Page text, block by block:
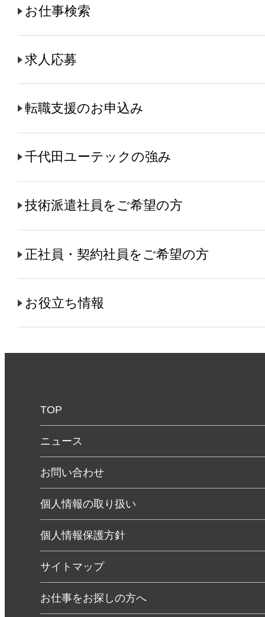
お仕事検索
求人応募
転職支援のお申込み
千代田ユーテックの強み
技術派遣社員をご希望の方
正社員・契約社員をご希望の方
お役立ち情報
TOP
ニュース
お問い合わせ
個人情報の取り扱い
個人情報保護方針
サイトマップ
お仕事をお探しの方へ